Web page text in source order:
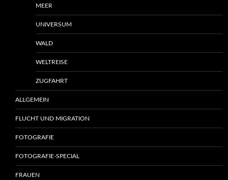
MEER
UNIVERSUM
WALD
WELTREISE
ZUGFAHRT
ALLGEMEIN
FLUCHT UND MIGRATION
FOTOGRAFIE
FOTOGRAFIE-SPECIAL
FRAUEN